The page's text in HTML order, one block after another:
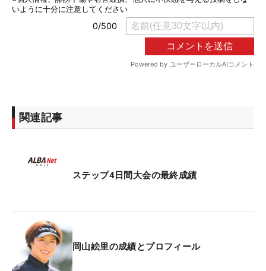
関連記事
ステップ4日間大会の最終成績
岡山絵里の成績とプロフィール